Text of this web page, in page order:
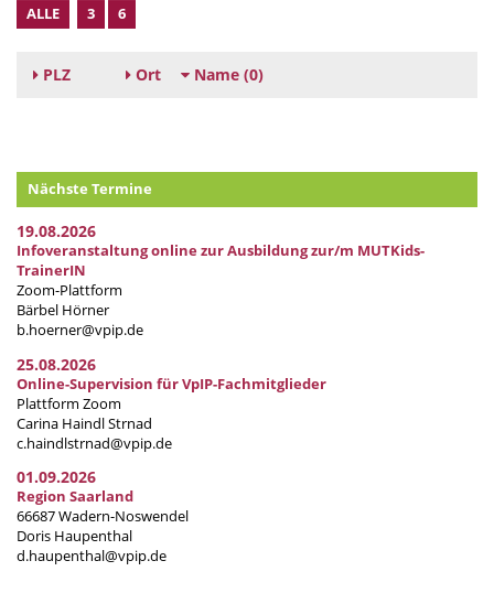
ALLE 3 6
PLZ Ort Name (0)
Nächste Termine
19.08.2026
Infoveranstaltung online zur Ausbildung zur/m MUTKids-
TrainerIN
Zoom-Plattform
Bärbel Hörner
b.hoerner@vpip.de
25.08.2026
Online-Supervision für VpIP-Fachmitglieder
Plattform Zoom
Carina Haindl Strnad
c.haindlstrnad@vpip.de
01.09.2026
Region Saarland
66687 Wadern-Noswendel
Doris Haupenthal
d.haupenthal@vpip.de